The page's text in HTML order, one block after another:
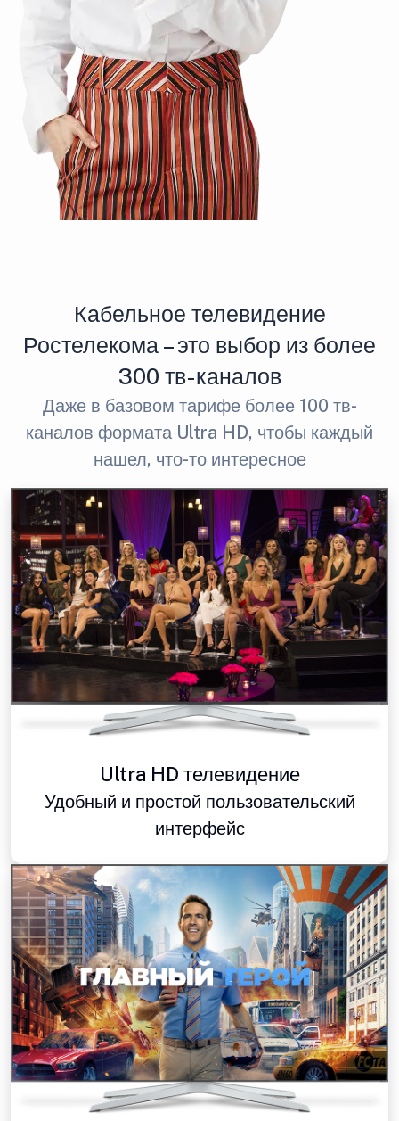
Кабельное телевидение
Ростелекома – это выбор из более
300 тв-каналов
Даже в базовом тарифе более 100 тв-
каналов формата Ultra HD, чтобы каждый
нашел, что-то интересное
Ultra HD телевидение
Удобный и простой пользовательский
интерфейс